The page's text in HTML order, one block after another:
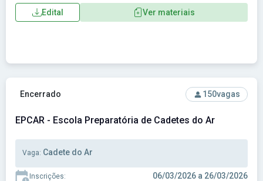
Edital Ver materiais
Ver concurso: EPCAR - Escola Preparatória de Cadetes do
Encerrado 150vagas
EPCAR - Escola Preparatória de Cadetes do Ar
Vaga: Cadete do Ar
Inscrições: 06/03/2026 a 26/03/2026